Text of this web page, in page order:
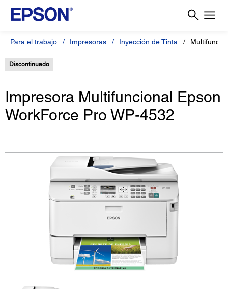
Para el trabajo Impresoras Inyección de Tinta
Discontinuado
Impresora Multifuncional Epson
WorkForce Pro WP-4532